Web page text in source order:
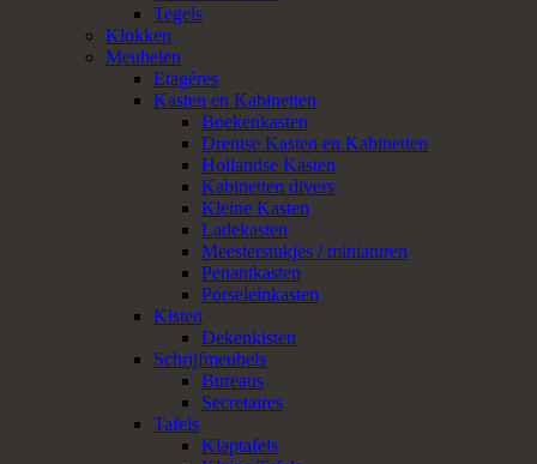
Tegels
Klokken
Meubelen
Etagères
Kasten en Kabinetten
Boekenkasten
Drentse Kasten en Kabinetten
Hollandse Kasten
Kabinetten divers
Kleine Kasten
Ladekasten
Meesterstukjes / miniaturen
Penantkasten
Porseleinkasten
Kisten
Dekenkisten
Schrijfmeubels
Bureaus
Secretaires
Tafels
Klaptafels